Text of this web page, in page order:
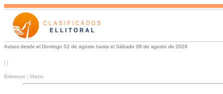
Avisos desde el Domingo 02 de agosto hasta el Sábado 08 de agosto de 2026
| |
Referencia: | Martes